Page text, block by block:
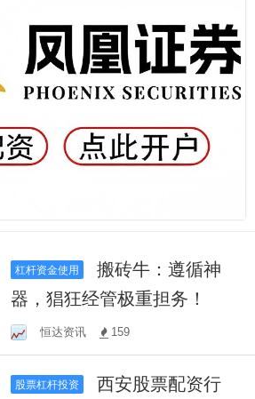
杠杆资金使用
搬砖牛：遵循神
器，猖狂经管极重担务！
恒达资讯 159
股票杠杆投资
西安股票配资行